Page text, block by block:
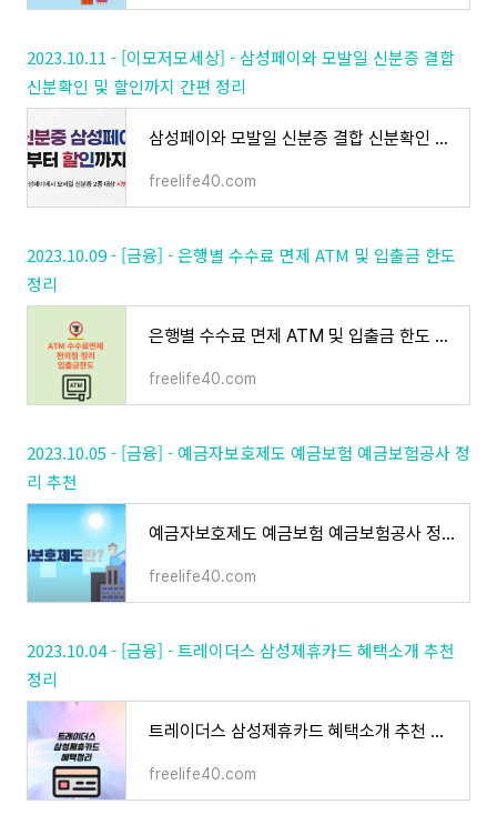
2023.10.11 - [이모저모세상] - 삼성페이와 모발일 신분증 결합
신분확인 및 할인까지 간편 정리
삼성페이와 모발일 신분증 결합 신분확인 및 할인까지 간편 정리
freelife40.com
2023.10.09 - [금융] - 은행별 수수료 면제 ATM 및 입출금 한도
정리
은행별 수수료 면제 ATM 및 입출금 한도 정리
freelife40.com
2023.10.05 - [금융] - 예금자보호제도 예금보험 예금보험공사 정
리 추천
예금자보호제도 예금보험 예금보험공사 정리 추천
freelife40.com
2023.10.04 - [금융] - 트레이더스 삼성제휴카드 혜택소개 추천
정리
트레이더스 삼성제휴카드 혜택소개 추천 정리
freelife40.com